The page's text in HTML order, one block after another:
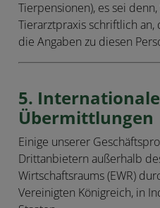
Tierpensionen), es sei
Tierarztpraxis schriftlich an,
die Angaben zu diesen
5. Internationale
Übermittlungen
Einige unserer
Drittanbietern außerhalb
Wirtschaftsraums (EWR)
Vereinigten Königreich, in